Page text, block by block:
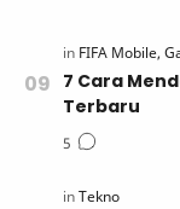
7 Cara
Terbaru